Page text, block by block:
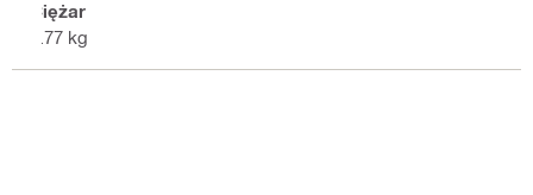
Ciężar
2.77 kg